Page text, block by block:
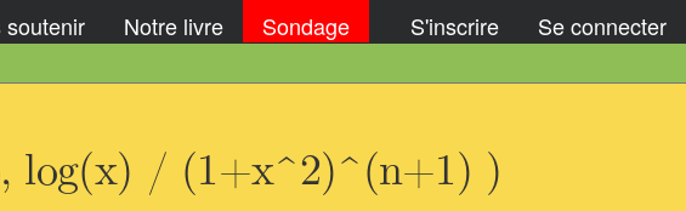
soutenir Notre livre Sondage S'inscrire Se connecter
log(x) / (1+x^2)^(n+1) )